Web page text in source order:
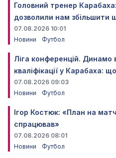
Головний тренер
дозволили нам збільшити
07.08.2026 10:01
Новини
Футбол
Ліга конференцій.
кваліфікації у Карабаха:
07.08.2026 09:03
Новини
Футбол
Ігор Костюк: «План на
спрацював»
07.08.2026 08:01
Новини
Футбол